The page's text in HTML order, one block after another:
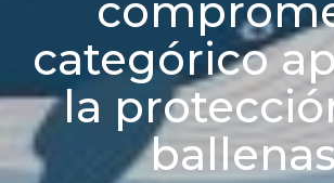
categórico
la